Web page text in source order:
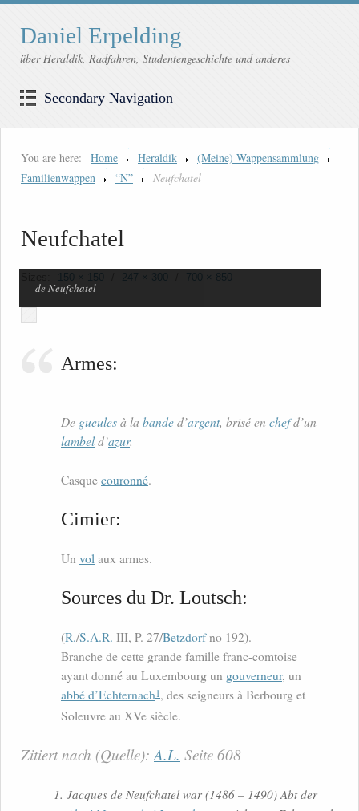
Daniel Erpelding
über Heraldik, Radfahren, Studentengeschichte und anderes
Secondary Navigation
You are here: Home Heraldik
(Meine) Wappensammlung
Familienwappen
“N” Neufchatel
Neufchatel
150 × 150 247 × 300 700 × 850
de Neufchatel
Armes:
De gueulesà la banded’argent, brisé en chefd’un
lambeld’azur.
Casque couronné.
Cimier:
Un vol aux armes.
Sources du Dr. Loutsch:
(R./S.A.R. III, P. 27/Betzdorfno 192).
Branche de cette grande famille franc-comtoise
ayant donné au Luxembourg un gouverneur, un
abbé d’Echternach1, des seigneurs à Berbourg et
Soleuvre au XVe siècle.
Zitiert nach (Quelle):A.L. Seite 608
Jacques de Neufchatel war (1486 – 1490) Abt der